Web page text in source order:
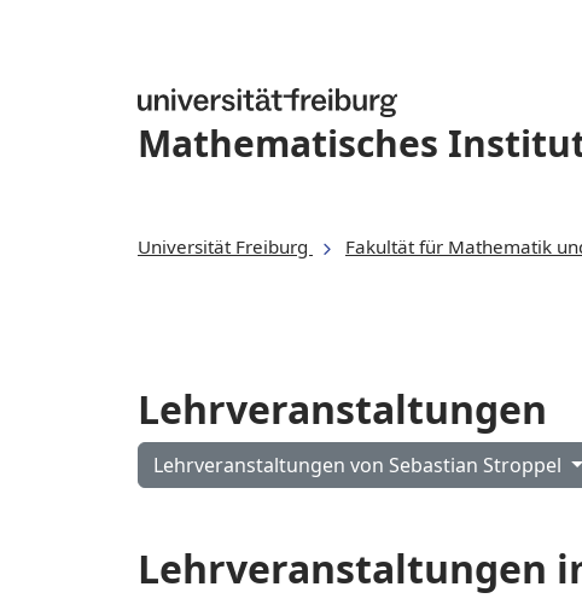
Mathematisches
Universität Freiburg Fakultät für Mathematik
Lehrveranstaltungen
Lehrveranstaltungen von Sebastian Stroppel
Lehrveranstaltungen